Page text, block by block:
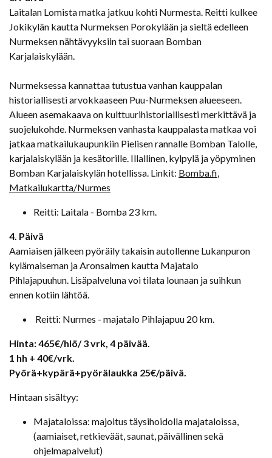
Laitalan Lomista matka jatkuu kohti Nurmesta. Reitti kulkee
Jokikylän kautta Nurmeksen Porokylään ja sieltä edelleen
Nurmeksen nähtävyyksiin tai suoraan Bomban
Karjalaiskylään.
Nurmeksessa kannattaa tutustua vanhan kauppalan
historiallisesti arvokkaaseen Puu-Nurmeksen alueeseen.
Alueen asemakaava on kulttuurihistoriallisesti merkittävä ja
suojelukohde. Nurmeksen vanhasta kauppalasta matkaa voi
jatkaa matkailukaupunkiin Pielisen rannalle Bomban Talolle,
karjalaiskylään ja kesätorille. Illallinen, kylpylä ja yöpyminen
Bomban Karjalaiskylän hotellissa. Linkit: Bomba.fi
Matkailukartta/Nurmes
Reitti: Laitala - Bomba 23 km.
4. Päivä
Aamiaisen jälkeen pyöräily takaisin autollenne Lukanpuron
kylämaiseman ja Aronsalmen kautta Majatalo
Pihlajapuuhun. Lisäpalveluna voi tilata lounaan ja suihkun
ennen kotiin lähtöä.
Reitti: Nurmes - majatalo Pihlajapuu 20 km.
Hinta: 465€/hlö/3 vrk, 4 päivää.
1 hh + 40€/vrk.
Pyörä+kypärä+pyörälaukka 25€/päivä.
Hintaan sisältyy:
Majataloissa: majoitus täysihoidolla majataloissa,
(aamiaiset, retkieväät, saunat, päivällinen sekä
ohjelmapalvelut)